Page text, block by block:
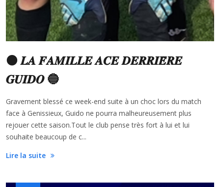
⚫️ 𝑳𝑨 𝑭𝑨𝑴𝑰𝑳𝑳𝑬 𝑨𝑪𝑬 𝑫𝑬𝑹𝑹𝑰𝑬̀𝑹𝑬
𝑮𝑼𝑰𝑫𝑶 🔵
Gravement blessé ce week-end suite à un choc lors du match
face à Genissieux, Guido ne pourra malheureusement plus
rejouer cette saison.Tout le club pense très fort à lui et lui
souhaite beaucoup de c...
Lire la suite